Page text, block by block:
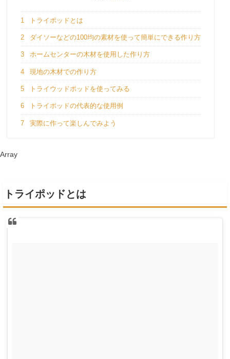
1 トライポッドとは
2 ダイソーなどの100均の素材を使って簡単にできる作り方
3 ホームセンターの木材を使用した作り方
4 現地の木材での作り方
5 トライウッドポッドを使ってみる
6 トライポッドの代表的な使用例
7 実際に作って楽しんでみよう
Array
トライポッドとは